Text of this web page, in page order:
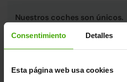
Consentimiento Detalles
Esta página web usa cookies
Nuestros coches son únicos.
integral en nuestrasfábricas
únicas en España, aplicando
Sin daños estructurales